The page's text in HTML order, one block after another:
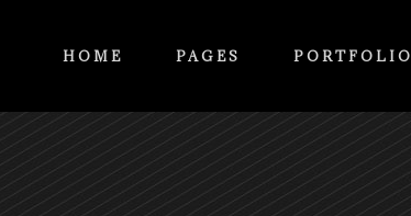
HOME PAGES PORTFOLIO